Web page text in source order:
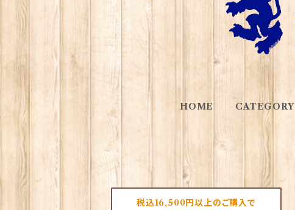
HOME CATEGORY
税込16,500円以上のご購入で